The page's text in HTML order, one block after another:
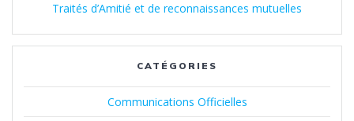
Traités d’Amitié et de reconnaissances mutuelles
CATÉGORIES
Communications Officielles